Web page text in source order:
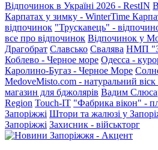
Відпочинок в Україні 2026 - RestIN
Карпатах у зимку - WinterTime
відпочинок "Трускавець" -
все про відпочинок Відпочинок у
Драгобрат Славсько Свалява НМП
Коблево - Черное море Одесса -
Каролино-Бугаз - Черное Море
MedoveMisto.com - натуральний
магазин для бджолярів Вадим
Region Touch-IT "Фабрика вікон" -
Запоріжжі Штори та жалюзі у
Запоріжжі Захисник - військторг